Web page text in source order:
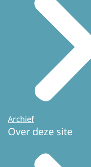
Archief
Over deze site